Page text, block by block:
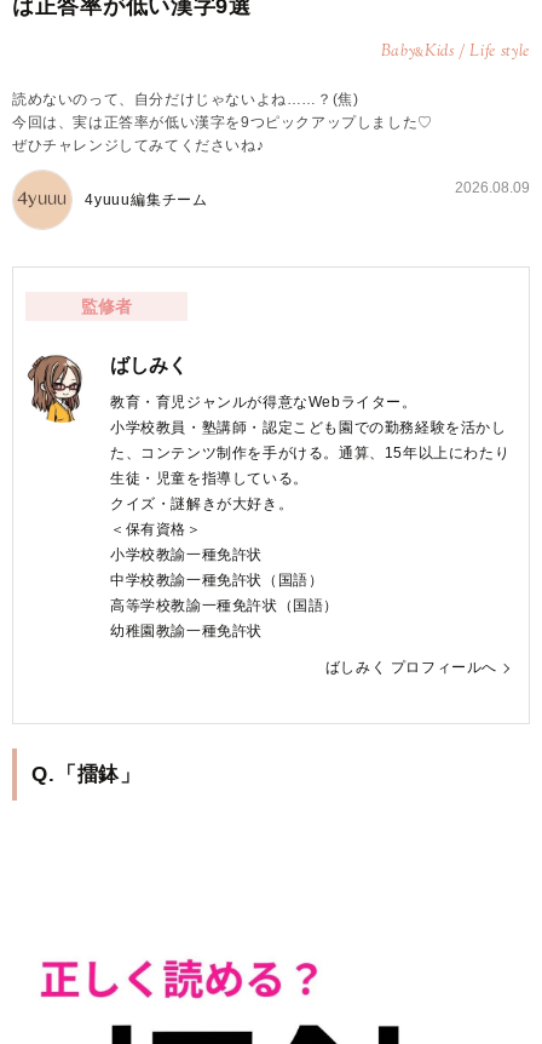
は正答率が低い漢字9選
Baby&Kids / Life style
読めないのって、自分だけじゃないよね……？(焦)
今回は、実は正答率が低い漢字を9つピックアップしました♡
ぜひチャレンジしてみてくださいね♪
4yuuu編集チーム
2026.08.09
監修者
ばしみく
教育・育児ジャンルが得意なWebライター。
小学校教員・塾講師・認定こども園での勤務経験を活かし
た、コンテンツ制作を手がける。通算、15年以上にわたり
生徒・児童を指導している。
クイズ・謎解きが大好き。
＜保有資格＞
小学校教諭一種免許状
中学校教諭一種免許状（国語）
高等学校教諭一種免許状（国語）
幼稚園教諭一種免許状
ばしみく プロフィールへ
Q.「擂鉢」